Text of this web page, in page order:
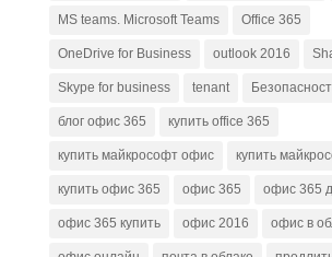
MS teams. Microsoft Teams Office 365
OneDrive for Business outlook 2016
Skype for business tenant
блог офис 365 купить office 365
купить майкрософт офис купить
купить офис 365 офис 365 офис 365
офис 365 купить офис 2016 офис в